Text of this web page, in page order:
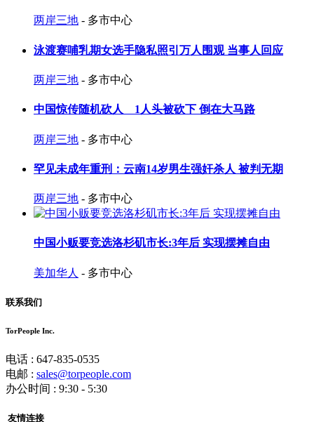
两岸三地 - 多市中心
泳渡赛哺乳期女选手隐私照引万人围观 当事人回应
两岸三地 - 多市中心
中国惊传随机砍人 1人头被砍下 倒在大马路
两岸三地 - 多市中心
罕见未成年重刑：云南14岁男生强奸杀人 被判无期
两岸三地 - 多市中心
中国小贩要竞选洛杉矶市长:3年后 实现摆摊自由
美加华人 - 多市中心
联系我们
TorPeople Inc.
电话 : 647-835-0535
电邮 : sales@torpeople.com
办公时间 : 9:30 - 5:30
友情连接